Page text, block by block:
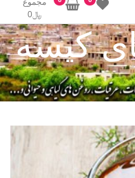
مجموع
﷼0
کیسه